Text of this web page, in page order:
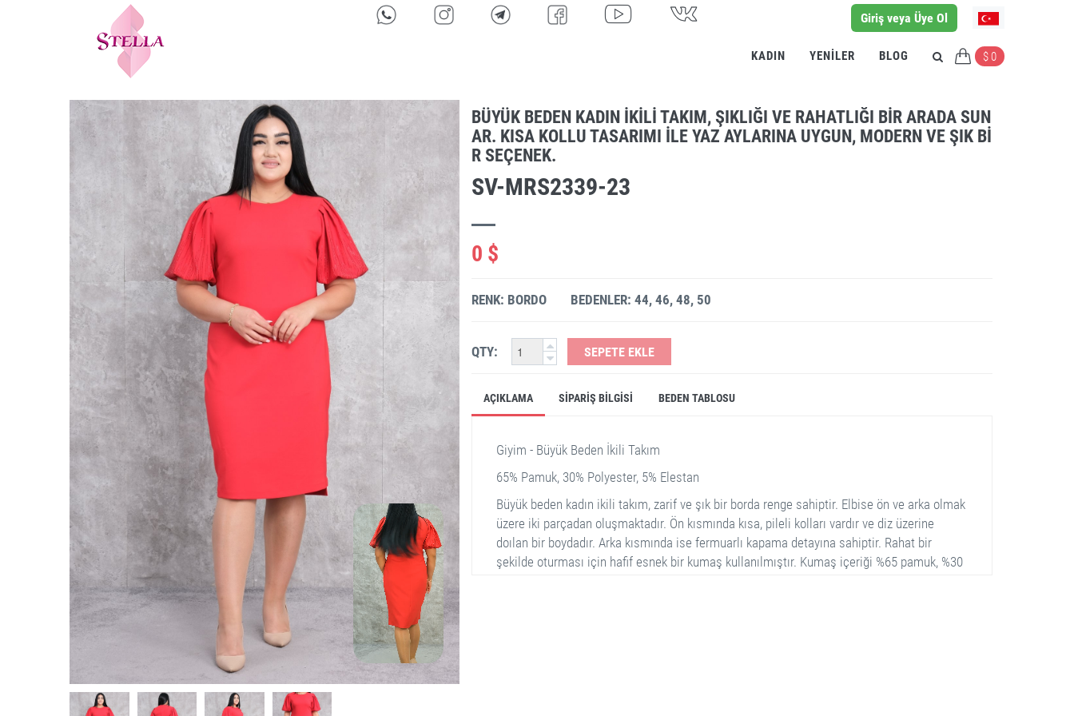
Giriş veya Üye Ol
KADIN YENILER BLOG $ 0
BÜYÜK BEDEN KADIN İKILI TAKIM, ŞIKLIĞI VE RAHATLIĞI BIR ARADA SUN
AR. KISA KOLLU TASARIMI ILE YAZ AYLARINA UYGUN, MODERN VE ŞIK BI
R SEÇENEK.
SV-MRS2339-23
0 $
RENK: BORDO BEDENLER: 44, 46, 48, 50
QTY: SEPETE EKLE
AÇIKLAMA SIPARIŞ BILGISI BEDEN TABLOSU
Giyim - Büyük Beden İkili Takım
65% Pamuk, 30% Polyester, 5% Elestan
Büyük beden kadın ikili takım, zarif ve şık bir borda renge sahiptir. Elbise ön ve arka olmak
üzere iki parçadan oluşmaktadır. Ön kısmında kısa, pileli kolları vardır ve diz üzerine
doılan bir boydadır. Arka kısmında ise fermuarlı kapama detayına sahiptir. Rahat bir
şekilde oturması için hafif esnek bir kumaş kullanılmıştır. Kumaş içeriği %65 pamuk, %30